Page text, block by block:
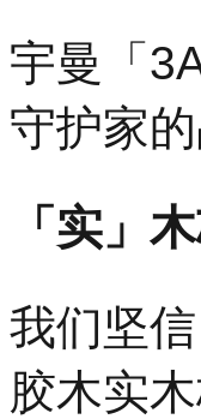
宇曼「
守护家
「实」
我们坚
胶木实木